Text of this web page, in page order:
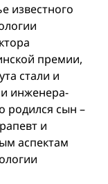
известного
премии,
стали и
инженера-
родился сын –
и
аспектам